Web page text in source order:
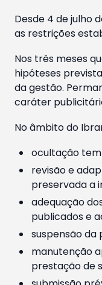
Desde 4 de julho
as restrições
Nos três meses
hipóteses
da gestão.
caráter
No âmbito do
ocultação
revisão e
preservada a
adequação
publicados e
suspensão da
manutenção
prestação de